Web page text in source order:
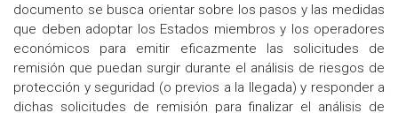
documento se busca orientar sobre los pasos y las medidas
que deben adoptar los Estados miembros y los operadores
económicos para emitir eficazmente las solicitudes de
remisión que puedan surgir durante el análisis de riesgos de
protección y seguridad (o previos a la llegada) y responder a
dichas solicitudes de remisión para finalizar el análisis de